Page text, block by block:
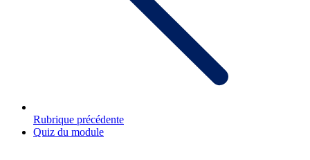
Rubrique précédente
Quiz du module